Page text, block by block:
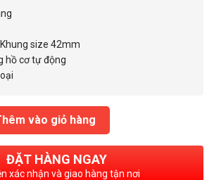
6.500.000₫.
size 42mm
hồ cơ tự động
Pianus Classic Fusion SS 40mm OP990-
vào giỏ hàng
ĐẶT HÀNG NGAY
xác nhận và giao hàng tận nơi